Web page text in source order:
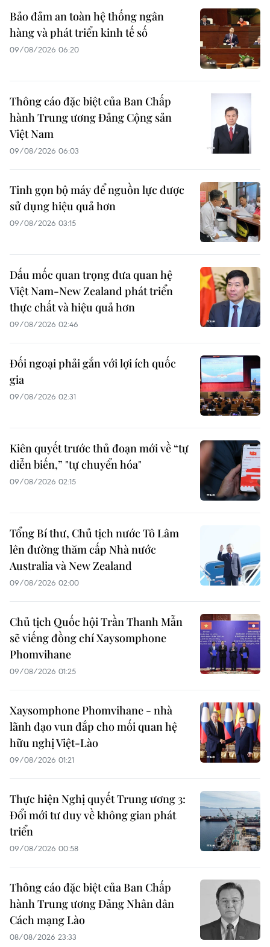
Bảo đảm an toàn hệ thống ngân
hàng và phát triển kinh tế số
09/08/2026 06:20
Thông cáo đặc biệt của Ban Chấp
hành Trung ương Đảng Cộng sản
Việt Nam
09/08/2026 06:03
Tinh gọn bộ máy để nguồn lực được
sử dụng hiệu quả hơn
09/08/2026 03:15
Dấu mốc quan trọng đưa quan hệ
Việt Nam-New Zealand phát triển
thực chất và hiệu quả hơn
09/08/2026 02:46
Đối ngoại phải gắn với lợi ích quốc
gia
09/08/2026 02:31
Kiên quyết trước thủ đoạn mới về “tự
diễn biến,” "tự chuyển hóa"
09/08/2026 02:15
Tổng Bí thư, Chủ tịch nước Tô Lâm
lên đường thăm cấp Nhà nước
Australia và New Zealand
09/08/2026 02:00
Chủ tịch Quốc hội Trần Thanh Mẫn
sẽ viếng đồng chí Xaysomphone
Phomvihane
09/08/2026 01:25
Xaysomphone Phomvihane - nhà
lãnh đạo vun đắp cho mối quan hệ
hữu nghị Việt-Lào
09/08/2026 01:21
Thực hiện Nghị quyết Trung ương 3:
Đổi mới tư duy về không gian phát
triển
09/08/2026 00:58
Thông cáo đặc biệt của Ban Chấp
hành Trung ương Đảng Nhân dân
Cách mạng Lào
08/08/2026 23:33